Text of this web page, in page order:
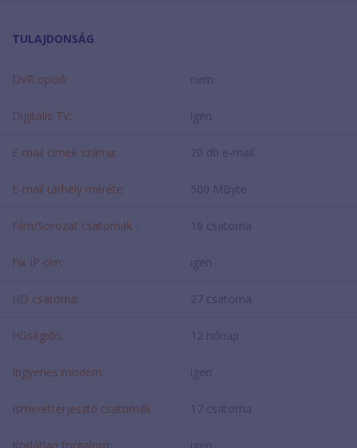
TULAJDONSÁG
DVR opció: nem
Digitális TV: igen
E-mail címek száma: 20 db e-mail
E-mail tárhely mérete: 500 MByte
Film/Sorozat csatornák : 16 csatorna
Fix IP cím: igen
HD csatorna: 27 csatorna
Hűségidő: 12 hónap
Ingyenes modem: igen
Ismeretterjesztő csatornák : 17 csatorna